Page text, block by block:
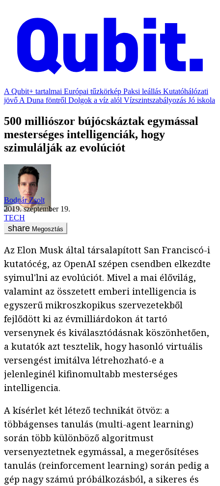
A Qubit+ tartalmai Európai tűzkörkép Paksi leállás Kutatóhálózati
jövő A Duna föntről Dolgok a víz alól Vízszintszabályozás Jó iskola
500 milliószor bújócskáztak egymással
mesterséges intelligenciák, hogy
szimulálják az evolúciót
Bodnár Zsolt
2019. szeptember 19.
TECH
Megosztás
Az Elon Musk által társalapított San Franciscó-i
kutatócég, az OpenAI szépen csendben elkezdte
syimul'lni az evolúciót. Mivel a mai élővilág,
valamint az összetett emberi intelligencia is
egyszerű mikroszkopikus szervezetekből
fejlődött ki az évmilliárdokon át tartó
versenynek és kiválasztódásnak köszönhetően,
a kutatók azt tesztelik, hogy hasonló virtuális
versengést imitálva létrehozható-e a
jelenleginél kifinomultabb mesterséges
intelligencia.
A kísérlet két létező technikát ötvöz: a
többágenses tanulás (multi-agent learning)
során több különböző algoritmust
versenyeztetnek egymással, a megerősítéses
tanulás (reinforcement learning) során pedig a
gép nagy számú próbálkozásból, a sikeres és